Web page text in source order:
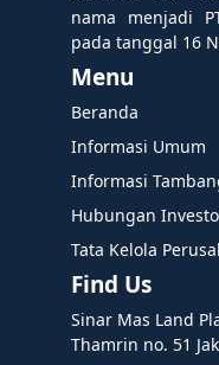
nama menjadi
pada tanggal 16
Menu
Beranda
Informasi Umum
Informasi
Hubungan
Tata Kelola
Find Us
Sinar Mas Land
Thamrin no. 51